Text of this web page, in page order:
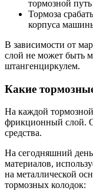
тормозной
Тормоза
корпуса
В зависимости от
слой не может быть
штангенциркулем.
Какие
На каждой
фрикционный слой.
средства.
На сегодняшний
материалов,
на металлической
тормозных колодок: